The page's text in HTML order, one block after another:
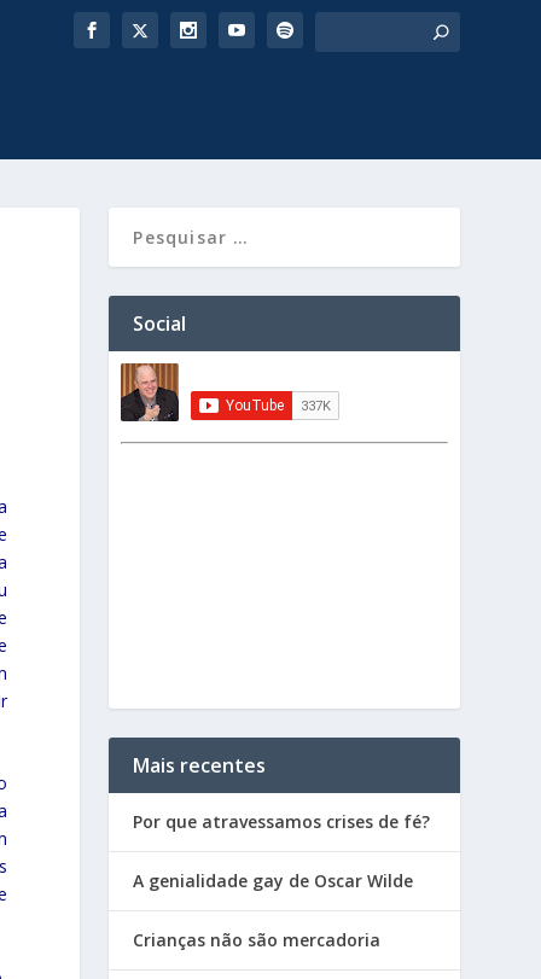
Social
Mais recentes
Por que atravessamos crises de fé?
A genialidade gay de Oscar Wilde
Crianças não são mercadoria